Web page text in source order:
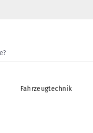
Fahrzeugtechnik